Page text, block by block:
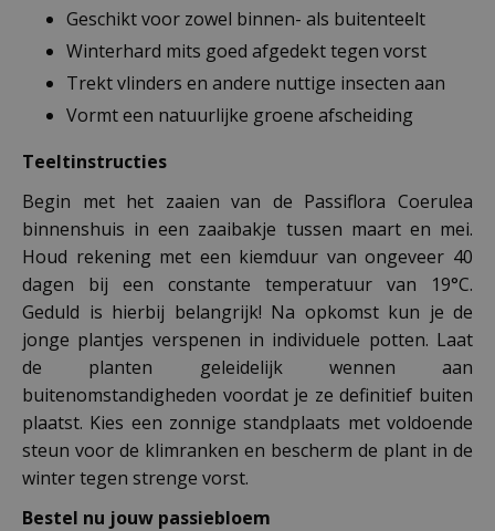
Geschikt voor zowel binnen- als buitenteelt
Winterhard mits goed afgedekt tegen vorst
Trekt vlinders en andere nuttige insecten aan
Vormt een natuurlijke groene afscheiding
Teeltinstructies
Begin met het zaaien van de Passiflora Coerulea
binnenshuis in een zaaibakje tussen maart en mei.
Houd rekening met een kiemduur van ongeveer 40
dagen bij een constante temperatuur van 19°C.
Geduld is hierbij belangrijk! Na opkomst kun je de
jonge plantjes verspenen in individuele potten. Laat
de planten geleidelijk wennen aan
buitenomstandigheden voordat je ze definitief buiten
plaatst. Kies een zonnige standplaats met voldoende
steun voor de klimranken en bescherm de plant in de
winter tegen strenge vorst.
Bestel nu jouw passiebloem